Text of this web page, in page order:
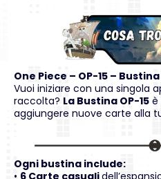
One Piece – OP-15 –
Vuoi iniziare con una singola
raccolta? La Bustina OP-15 è
aggiungere nuove carte alla
Ogni bustina include:
• 6 Carte casuali